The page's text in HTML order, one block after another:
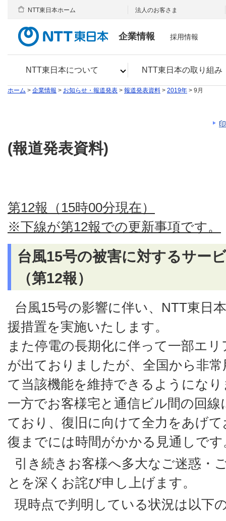
企業情報
NTT東日本について NTT東日本の取り組み
NTT東日本ホーム 法人のお客さま
採用情報
ホーム > 企業情報 > お知らせ・報道発表 > 報道発表資料 > 2019年 > 9月
(報道発表資料)
第12報（15時00分現在）
※下線が第12報での更新事項です。
台風15号の被害に対するサー
（第12報）
台風15号の影響に伴い、NTT東日
援措置を実施いたします。
また停電の長期化に伴って一部エ
が出ておりましたが、全国から非
て当該機能を維持できるようにな
一方でお客様宅と通信ビル間の回
ており、復旧に向けて全力をあげ
復までには時間がかかる見通しです
引き続きお客様へ多大なご迷惑・
とを深くお詫び申し上げます。
現時点で判明している状況は以下